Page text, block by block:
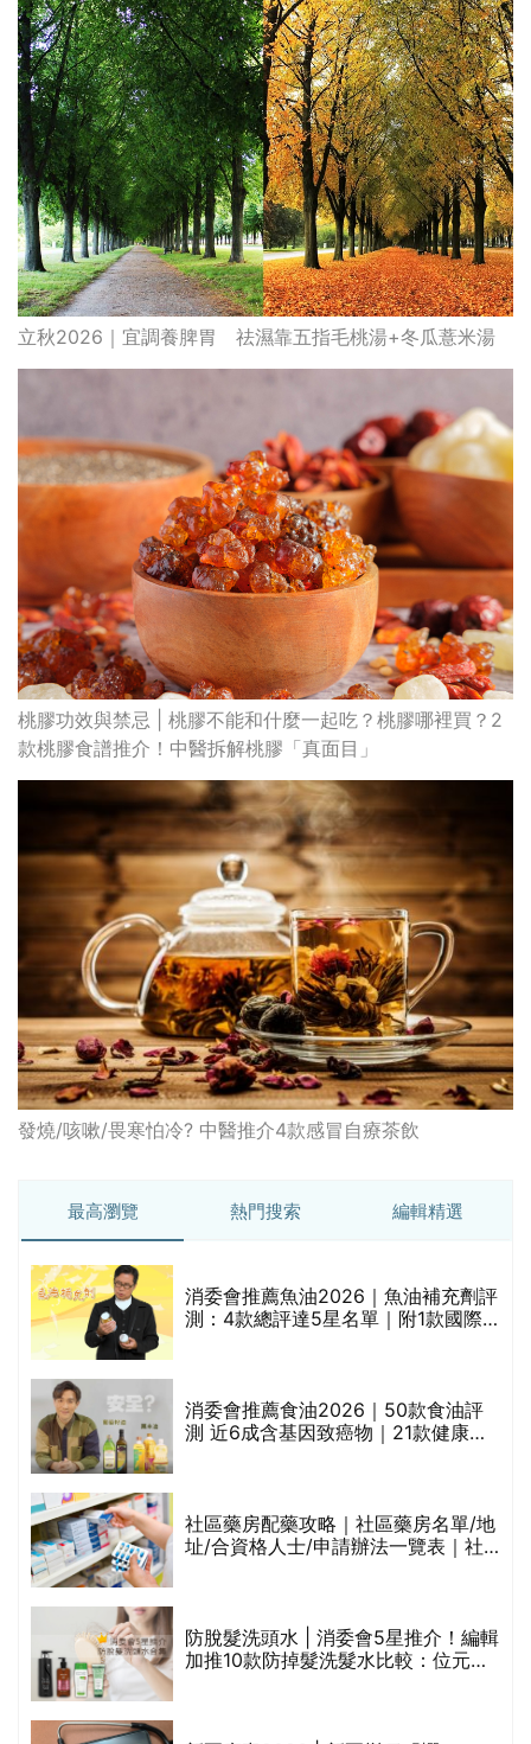
立秋2026｜宜調養脾胃 祛濕靠五指毛桃湯+冬瓜薏米湯
桃膠功效與禁忌 | 桃膠不能和什麼一起吃？桃膠哪裡買？2
款桃膠食譜推介！中醫拆解桃膠「真面目」
發燒/咳嗽/畏寒怕冷? 中醫推介4款感冒自療茶飲
最高瀏覽 熱門搜索 編輯精選
消委會推薦魚油2026｜魚油補充劑評
測：4款總評達5星名單｜附1款國際
消委會推薦食油2026｜50款食油評
測 近6成含基因致癌物｜21款健康煮
社區藥房配藥攻略｜社區藥房名單/地
址/合資格人士/申請辦法一覽表｜社
防脫髮洗頭水 | 消委會5星推介！編輯
加推10款防掉髮洗髮水比較：位元